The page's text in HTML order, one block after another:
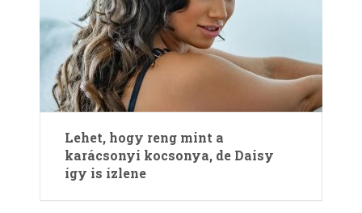
Lehet, hogy reng mint a
karácsonyi kocsonya, de Daisy
így is ízlene